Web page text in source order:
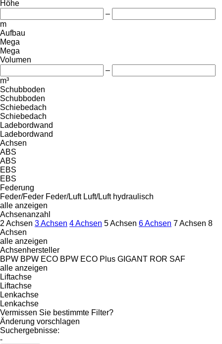
Höhe
–
m
Aufbau
Mega
Mega
Volumen
–
m³
Schubboden
Schubboden
Schiebedach
Schiebedach
Ladebordwand
Ladebordwand
Achsen
ABS
ABS
EBS
EBS
Federung
Feder/Feder Feder/Luft Luft/Luft hydraulisch
alle anzeigen
Achsenanzahl
2 Achsen 3 Achsen 4 Achsen 5 Achsen 6 Achsen 7 Achsen 8
Achsen
alle anzeigen
Achsenhersteller
BPW BPW ECO BPW ECO Plus GIGANT ROR SAF
alle anzeigen
Liftachse
Liftachse
Lenkachse
Lenkachse
Vermissen Sie bestimmte Filter?
Änderung vorschlagen
Suchergebnisse:
-